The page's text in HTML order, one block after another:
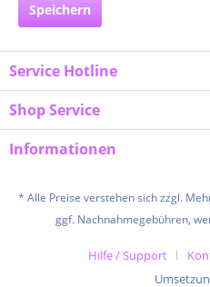
Speichern
Service Hotline
Shop Service
Informationen
* Alle Preise verstehen sich zzgl.
ggf. Nachnahmegebühren,
Hilfe / Support